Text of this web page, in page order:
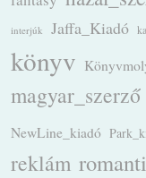
interjúk Jaffa_Kiadó
könyv
magyar_szerző
NewLine_kiadó
reklám